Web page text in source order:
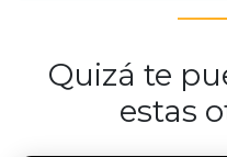
Quizá te
estas